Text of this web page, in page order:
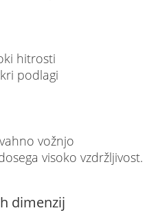
hitrosti
podlagi
vožnjo
visoko vzdržljivost.
dimenzij